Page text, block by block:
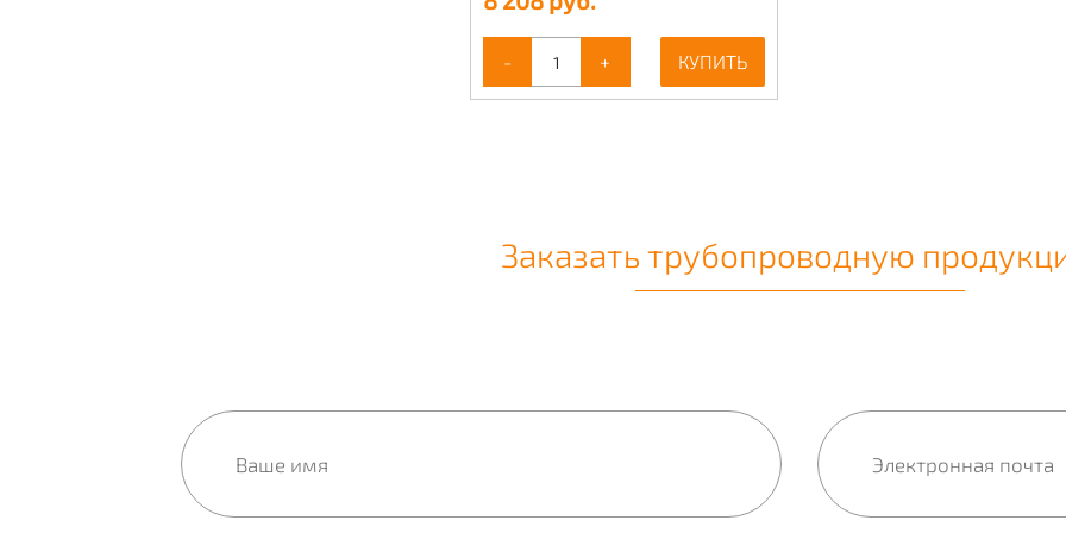
- + КУПИТЬ
Заказать трубопроводную